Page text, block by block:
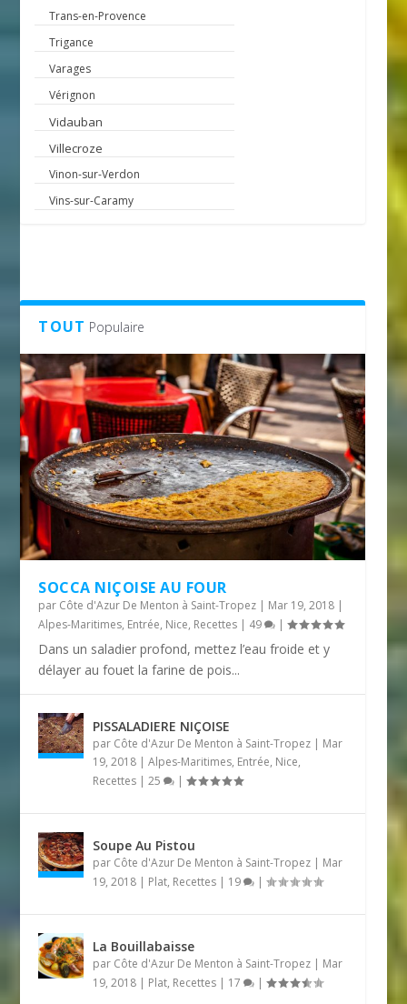
Trans-en-Provence
Trigance
Varages
Vérignon
Vidauban
Villecroze
Vinon-sur-Verdon
Vins-sur-Caramy
TOUT Populaire
SOCCA NIÇOISE AU FOUR
par Côte d'Azur De Menton à Saint-Tropez | Mar 19, 2018 |
Alpes-Maritimes, Entrée, Nice, Recettes | 49 |
Dans un saladier profond, mettez l’eau froide et y
délayer au fouet la farine de pois...
PISSALADIERE NIÇOISE
par Côte d'Azur De Menton à Saint-Tropez | Mar
19, 2018 |Alpes-Maritimes, Entrée, Nice,
Recettes |25 |
Soupe Au Pistou
par Côte d'Azur De Menton à Saint-Tropez | Mar
19, 2018 | Plat, Recettes | 19 |
La Bouillabaisse
par Côte d'Azur De Menton à Saint-Tropez | Mar
19, 2018 | Plat, Recettes | 17 |